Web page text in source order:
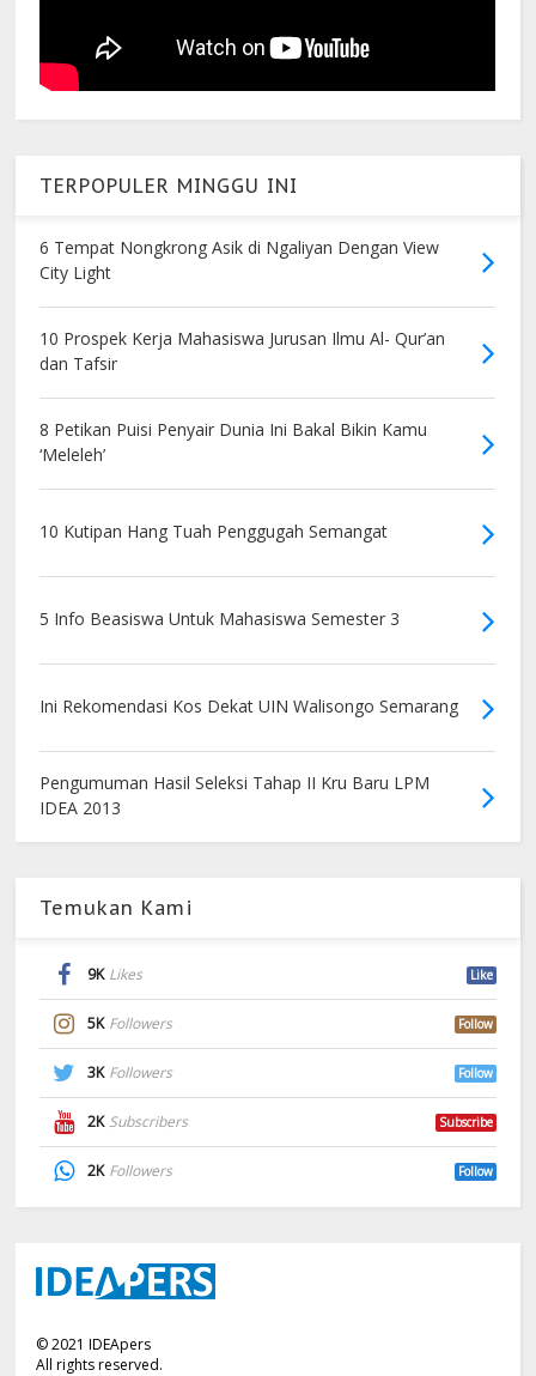
TERPOPULER MINGGU INI
6 Tempat Nongkrong Asik di Ngaliyan Dengan View
City Light
10 Prospek Kerja Mahasiswa Jurusan Ilmu Al- Qur’an
dan Tafsir
8 Petikan Puisi Penyair Dunia Ini Bakal Bikin Kamu
‘Meleleh’
10 Kutipan Hang Tuah Penggugah Semangat
5 Info Beasiswa Untuk Mahasiswa Semester 3
Ini Rekomendasi Kos Dekat UIN Walisongo Semarang
Pengumuman Hasil Seleksi Tahap II Kru Baru LPM
IDEA 2013
Temukan Kami
9K Likes Like
5K Followers Follow
3K Followers Follow
2K Subscribers Subscribe
2K Followers Follow
©2021 IDEApers
All rights reserved.